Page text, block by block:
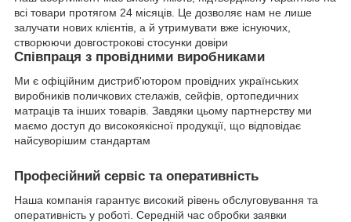
всі товари протягом 24 місяців. Це дозволяє нам не лише
залучати нових клієнтів, а й утримувати вже існуючих,
створюючи довгострокові стосунки довіри
Співпраця з провідними виробниками
Ми є офіційним дистриб'ютором провідних українських
виробників поличкових стелажів, сейфів, ортопедичних
матраців та інших товарів. Завдяки цьому партнерству ми
маємо доступ до високоякісної продукції, що відповідає
найсуворішим стандартам
Професійний сервіс та оперативність
Наша компанія гарантує високий рівень обслуговування та
оперативність у роботі. Середній час обробки заявки